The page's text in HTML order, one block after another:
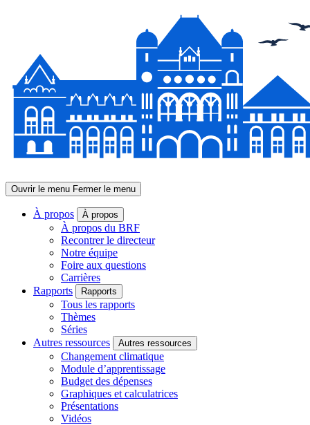
Ouvrir le menu Fermer le menu
À propos À propos
À propos du BRF
Recontrer le directeur
Notre équipe
Foire aux questions
Carrières
Rapports
Rapports
Tous les rapports
Thèmes
Séries
Autres ressources
Autres ressources
Changement climatique
Module d’apprentissage
Budget des dépenses
Graphiques et calculatrices
Présentations
Vidéos